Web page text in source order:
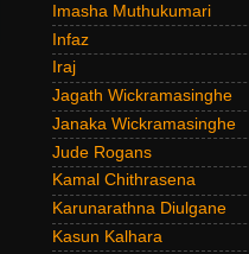
Imasha Muthukumari
Infaz
Iraj
Jagath Wickramasinghe
Janaka Wickramasinghe
Jude Rogans
Kamal Chithrasena
Karunarathna Diulgane
Kasun Kalhara